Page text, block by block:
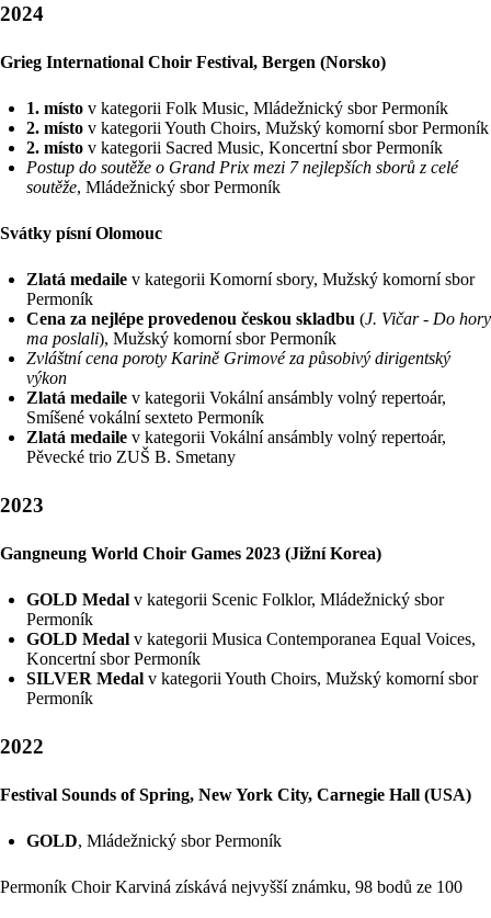
2024
Grieg International Choir Festival, Bergen (Norsko)
1. místo v kategorii Folk Music, Mládežnický sbor Permoník
2. místo v kategorii Youth Choirs, Mužský komorní sbor Permoník
2. místo v kategorii Sacred Music, Koncertní sbor Permoník
Postup do soutěže o Grand Prix mezi 7 nejlepších sborů z celé
soutěže, Mládežnický sbor Permoník
Svátky písní Olomouc
Zlatá medaile v kategorii Komorní sbory, Mužský komorní sbor
Permoník
Cena za nejlépe provedenou českou skladbu (J. Vičar - Do hory
ma poslali), Mužský komorní sbor Permoník
Zvláštní cena poroty Karině Grimové za působivý dirigentský
výkon
Zlatá medaile v kategorii Vokální ansámbly volný repertoár,
Smíšené vokální sexteto Permoník
Zlatá medaile v kategorii Vokální ansámbly volný repertoár,
Pěvecké trio ZUŠ B. Smetany
2023
Gangneung World Choir Games 2023 (Jižní Korea)
GOLD Medal v kategorii Scenic Folklor, Mládežnický sbor
Permoník
GOLD Medal v kategorii Musica Contemporanea Equal Voices,
Koncertní sbor Permoník
SILVER Medal v kategorii Youth Choirs, Mužský komorní sbor
Permoník
2022
Festival Sounds of Spring, New York City, Carnegie Hall (USA)
GOLD, Mládežnický sbor Permoník
Permoník Choir Karviná získává nejvyšší známku, 98 bodů ze 100